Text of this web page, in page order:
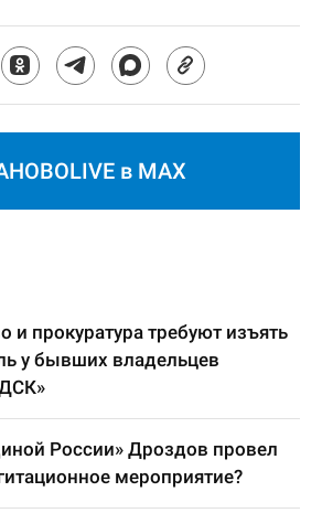
в MAX
и прокуратура требуют изъять
у бывших владельцев
России» Дроздов провел
мероприятие?